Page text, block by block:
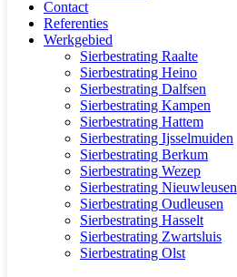
Contact
Referenties
Werkgebied
Sierbestrating Raalte
Sierbestrating Heino
Sierbestrating Dalfsen
Sierbestrating Kampen
Sierbestrating Hattem
Sierbestrating Ijsselmuiden
Sierbestrating Berkum
Sierbestrating Wezep
Sierbestrating Nieuwleusen
Sierbestrating Oudleusen
Sierbestrating Hasselt
Sierbestrating Zwartsluis
Sierbestrating Olst